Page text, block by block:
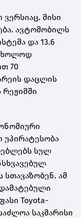
მისი
ავტომობილს
და 13.6
70
დაცლის
უპირატესობა
სულ
ამ
Toyota-
საკმარისი